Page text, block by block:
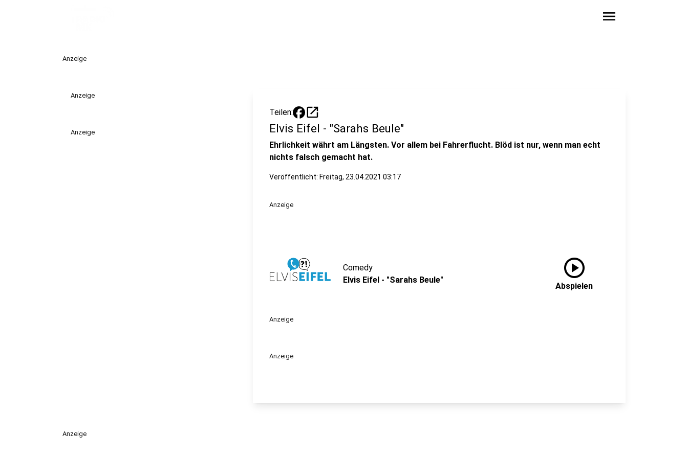
menu
Anzeige
Anzeige
Anzeige
Teilen: open_in_new
Elvis Eifel - "Sarahs Beule"
Ehrlichkeit währt am Längsten. Vor allem bei Fahrerflucht. Blöd ist nur, wenn man echt
nichts falsch gemacht hat.
Veröffentlicht: Freitag, 23.04.2021 03:17
Anzeige
Comedy
Elvis Eifel - "Sarahs Beule"
play_circle
Abspielen
Anzeige
Anzeige
Anzeige